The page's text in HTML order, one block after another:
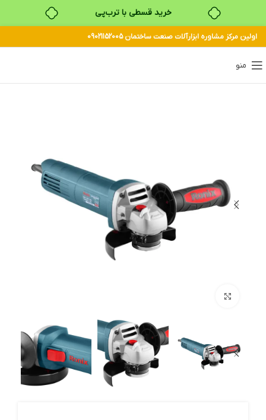
خرید قسطی با ترب‌پی
۴ قسط، بدون کارمزد
اولین مرکز مشاوره ابزارآلات صنعت ساختمان 09021152005
منو